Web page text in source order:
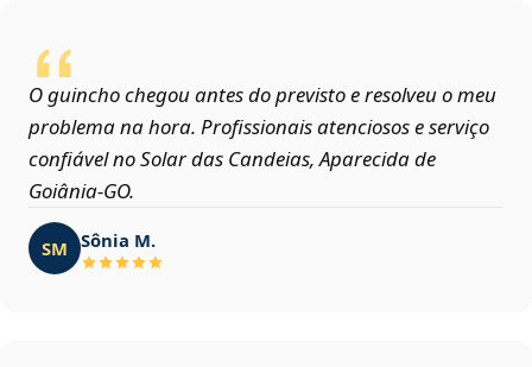
O guincho chegou antes do previsto e resolveu o meu
problema na hora. Profissionais atenciosos e serviço
confiável no Solar das Candeias, Aparecida de
Goiânia‑GO.
SM Sônia M.